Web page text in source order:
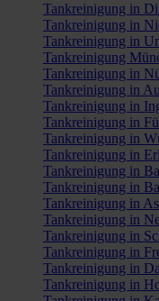
Tankreinigung in
Tankreinigung in
Tankreinigung in
Tankreinigung
Tankreinigung in
Tankreinigung in
Tankreinigung in
Tankreinigung in
Tankreinigung in
Tankreinigung in
Tankreinigung in
Tankreinigung in
Tankreinigung in
Tankreinigung in
Tankreinigung in
Tankreinigung in
Tankreinigung in
Tankreinigung in